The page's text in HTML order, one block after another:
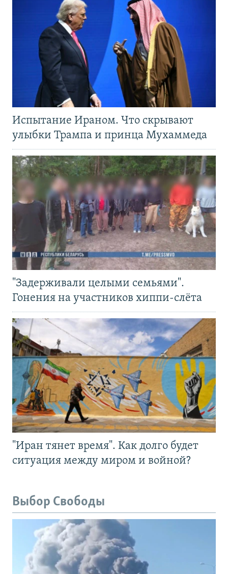
Испытание Ираном. Что скрывают
улыбки Трампа и принца Мухаммеда
"Задерживали целыми семьями".
Гонения на участников хиппи-слёта
"Иран тянет время". Как долго будет
ситуация между миром и войной?
Выбор Свободы